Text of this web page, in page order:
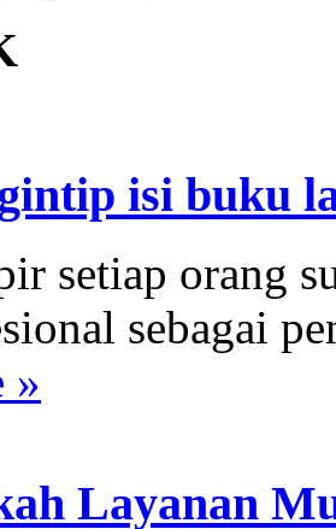
isi buku
setiap orang
sebagai
»
Layanan